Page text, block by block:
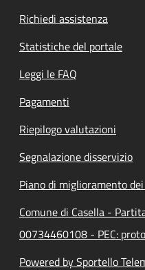
Richiedi assistenza
Statistiche del portale
Leggi le FAQ
Pagamenti
Riepilogo valutazioni
Segnalazione disservizio
Piano di miglioramento
Comune di Casella -
00734460108 - PEC:
Powered by Sportello